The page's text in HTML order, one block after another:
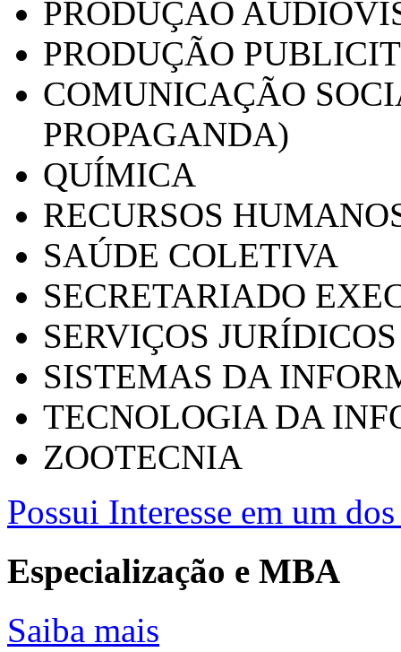
PRODUÇÃO
PRODUÇÃO
COMUNICAÇÃO
PROPAGANDA)
QUÍMICA
RECURSOS
SAÚDE COLETIVA
SECRETARIADO
SERVIÇOS
SISTEMAS DA
TECNOLOGIA DA
ZOOTECNIA
Possui Interesse em um
Especialização e MBA
Saiba mais